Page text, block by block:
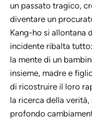
un passato tragico,
diventare un
Kang-ho si allontana
incidente ribalta
la mente di un
insieme, madre e
di ricostruire il loro
la ricerca della
profondo